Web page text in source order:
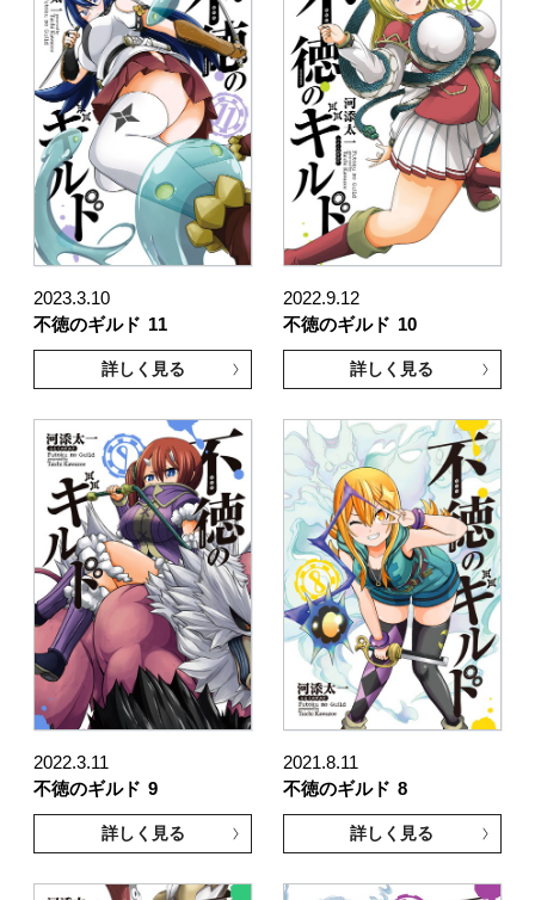
2023.3.10
不徳のギルド 11
詳しく見る
2022.9.12
不徳のギルド 10
詳しく見る
2022.3.11
不徳のギルド 9
詳しく見る
2021.8.11
不徳のギルド 8
詳しく見る